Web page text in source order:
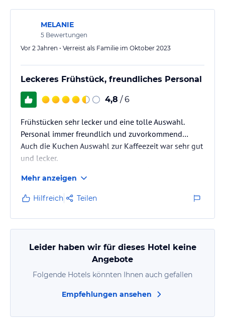
MELANIE
5 Bewertungen
Vor 2 Jahren • Verreist als Familie im Oktober 2023
Leckeres Frühstück, freundliches Personal
4,8 / 6
Frühstücken sehr lecker und eine tolle Auswahl.
Personal immer freundlich und zuvorkommend…
Auch die Kuchen Auswahl zur Kaffeezeit war sehr gut
und lecker.
Mehr anzeigen
Hilfreich Teilen
Leider haben wir für dieses Hotel keine
Angebote
Folgende Hotels könnten Ihnen auch gefallen
Empfehlungen ansehen